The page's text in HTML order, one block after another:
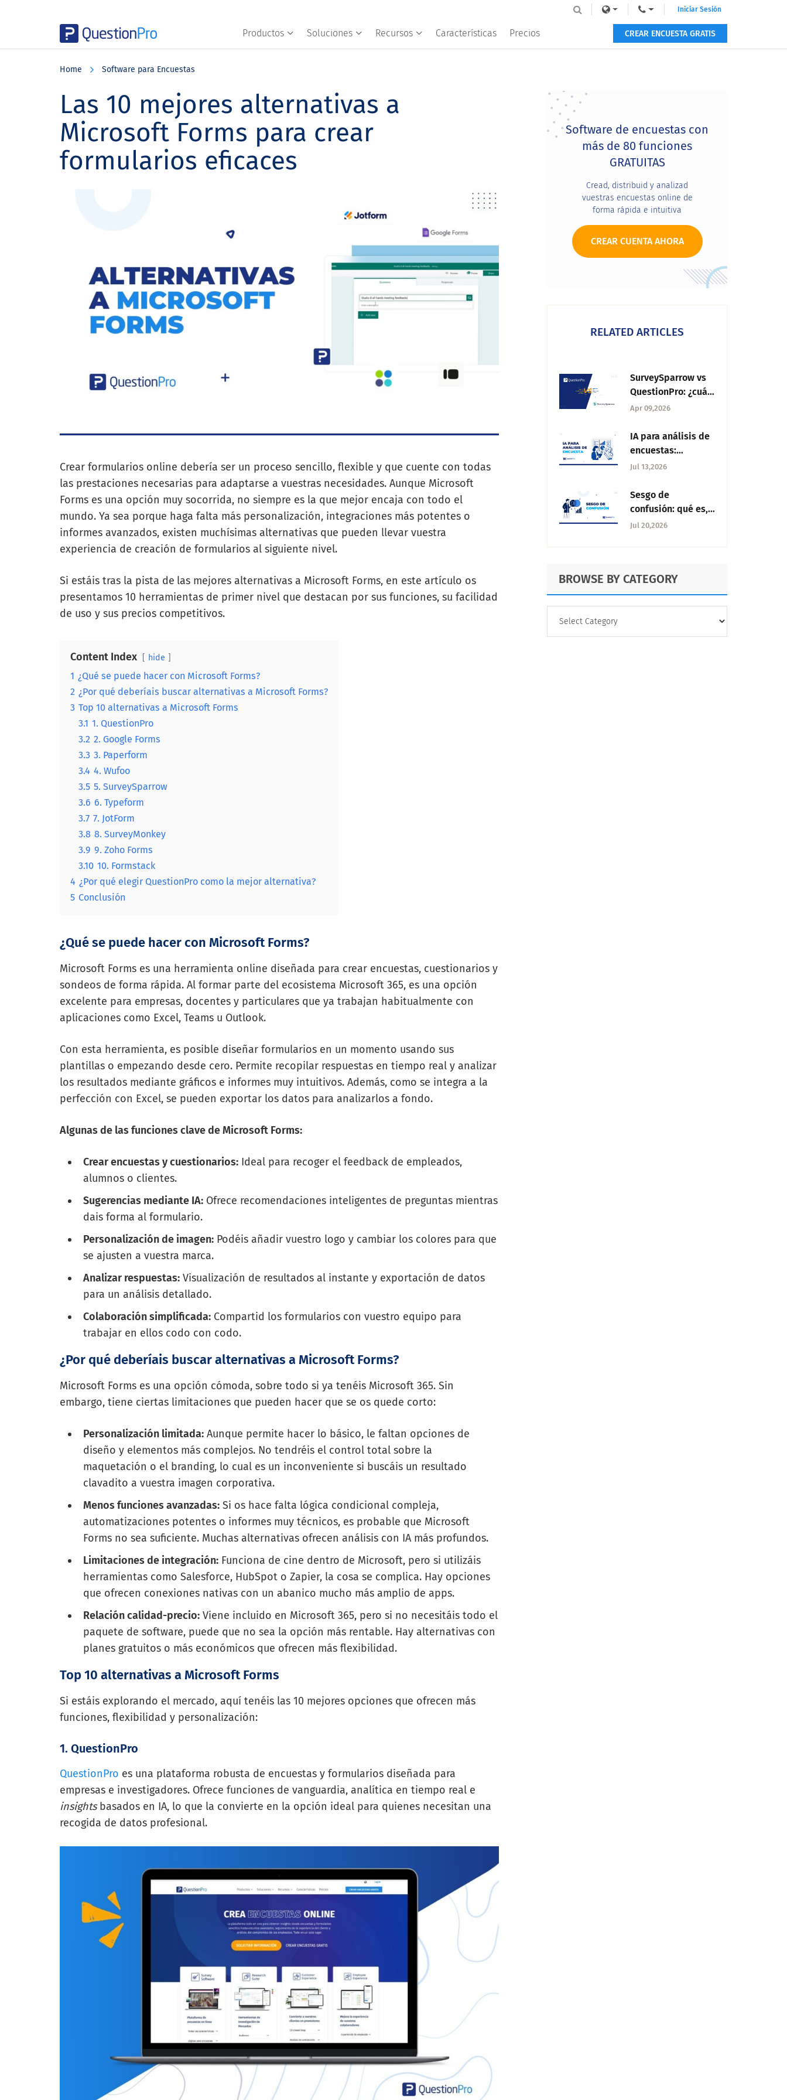
Productos Soluciones Recursos Características Precios
Iniciar Sesión
CREAR ENCUESTA GRATIS
Home Software para Encuestas
Las 10 mejores alternativas a
Microsoft Forms para crear
formularios eficaces
Crear formularios online debería ser un proceso sencillo, flexible y que cuente con todas
las prestaciones necesarias para adaptarse a vuestras necesidades. Aunque Microsoft
Forms es una opción muy socorrida, no siempre es la que mejor encaja con todo el
mundo. Ya sea porque haga falta más personalización, integraciones más potentes o
informes avanzados, existen muchísimas alternativas que pueden llevar vuestra
experiencia de creación de formularios al siguiente nivel.
Si estáis tras la pista de las mejores alternativas a Microsoft Forms, en este artículo os
presentamos 10 herramientas de primer nivel que destacan por sus funciones, su facilidad
de uso y sus precios competitivos.
Content Index hide
1 ¿Qué se puede hacer con Microsoft Forms?
2 ¿Por qué deberíais buscar alternativas a Microsoft Forms?
3 Top 10 alternativas a Microsoft Forms
3.1 1. QuestionPro
3.2 2. Google Forms
3.3 3. Paperform
3.4 4. Wufoo
3.5 5. SurveySparrow
3.6 6. Typeform
3.7 7. JotForm
3.8 8. SurveyMonkey
3.9 9. Zoho Forms
3.10 10. Formstack
4 ¿Por qué elegir QuestionPro como la mejor alternativa?
5 Conclusión
¿Qué se puede hacer con Microsoft Forms?
Microsoft Forms es una herramienta online diseñada para crear encuestas, cuestionarios y
sondeos de forma rápida. Al formar parte del ecosistema Microsoft 365, es una opción
excelente para empresas, docentes y particulares que ya trabajan habitualmente con
aplicaciones como Excel, Teams u Outlook.
Con esta herramienta, es posible diseñar formularios en un momento usando sus
plantillas o empezando desde cero. Permite recopilar respuestas en tiempo real y analizar
los resultados mediante gráficos e informes muy intuitivos. Además, como se integra a la
perfección con Excel, se pueden exportar los datos para analizarlos a fondo.
Algunas de las funciones clave de Microsoft Forms:
Crear encuestas y cuestionarios: Ideal para recoger el feedback de empleados,
alumnos o clientes.
Sugerencias mediante IA: Ofrece recomendaciones inteligentes de preguntas mientras
dais forma al formulario.
Personalización de imagen: Podéis añadir vuestro logo y cambiar los colores para que
se ajusten a vuestra marca.
Analizar respuestas: Visualización de resultados al instante y exportación de datos
para un análisis detallado.
Colaboración simplificada: Compartid los formularios con vuestro equipo para
trabajar en ellos codo con codo.
¿Por qué deberíais buscar alternativas a Microsoft Forms?
Microsoft Forms es una opción cómoda, sobre todo si ya tenéis Microsoft 365. Sin
embargo, tiene ciertas limitaciones que pueden hacer que se os quede corto:
Personalización limitada: Aunque permite hacer lo básico, le faltan opciones de
diseño y elementos más complejos. No tendréis el control total sobre la
maquetación o el branding, lo cual es un inconveniente si buscáis un resultado
clavadito a vuestra imagen corporativa.
Menos funciones avanzadas: Si os hace falta lógica condicional compleja,
automatizaciones potentes o informes muy técnicos, es probable que Microsoft
Forms no sea suficiente. Muchas alternativas ofrecen análisis con IA más profundos.
Limitaciones de integración: Funciona de cine dentro de Microsoft, pero si utilizáis
herramientas como Salesforce, HubSpot o Zapier, la cosa se complica. Hay opciones
que ofrecen conexiones nativas con un abanico mucho más amplio de apps.
Relación calidad-precio: Viene incluido en Microsoft 365, pero si no necesitáis todo el
paquete de software, puede que no sea la opción más rentable. Hay alternativas con
planes gratuitos o más económicos que ofrecen más flexibilidad.
Top 10 alternativas a Microsoft Forms
Si estáis explorando el mercado, aquí tenéis las 10 mejores opciones que ofrecen más
funciones, flexibilidad y personalización:
1. QuestionPro
QuestionPro es una plataforma robusta de encuestas y formularios diseñada para
empresas e investigadores. Ofrece funciones de vanguardia, analítica en tiempo real e
insightsbasados en IA, lo que la convierte en la opción ideal para quienes necesitan una
recogida de datos profesional.
Primary
Sidebar
Software de encuestas con
más de 80 funciones
GRATUITAS
Cread, distribuid y analizad
vuestras encuestas online de
forma rápida e intuitiva
CREAR CUENTA AHORA
RELATED ARTICLES
SurveySparrow vs
QuestionPro: ¿cuál
es la herramienta
proyecto?
Apr 09,2026
IA para análisis de
encuestas:
convierte datos en
accionables
Jul 13,2026
Sesgo de
confusión: qué es,
tipos y estrategias
Jul 20,2026
BROWSE BY CATEGORY
CATEGORY